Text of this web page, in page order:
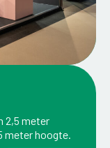
2,5 meter
meter hoogte.